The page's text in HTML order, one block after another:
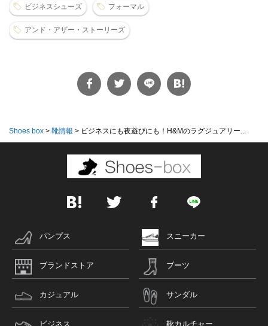
ビジネスシューズ フォーマル
アンド・アザー・ストーリーズ
Shoes box > 靴情報 > ビジネスにも夜遊びにも！H&Mのラグジュアリー...
パンプス スニーカー
ブランドストア ブーツ
カジュアル サンダル
ビジネス 靴カルチャー